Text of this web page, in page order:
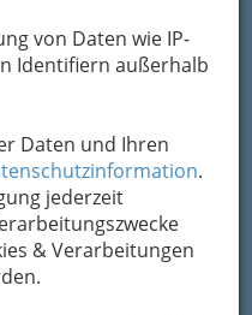
von Daten wie IP-
Identifiern außerhalb
Daten und Ihren
.
jederzeit
& Verarbeitungen
Eine
auf Fahrzeugen,
ist das Werk
Sie mit uns den